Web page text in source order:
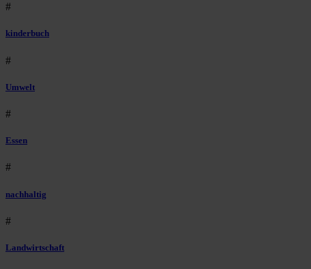
#
kinderbuch
#
Umwelt
#
Essen
#
nachhaltig
#
Landwirtschaft